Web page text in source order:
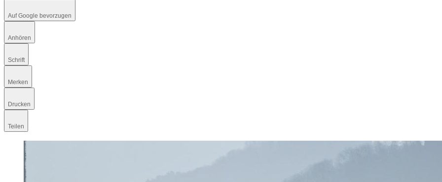
Auf Google bevorzugen
Anhören
Schrift
Merken
Drucken
Teilen